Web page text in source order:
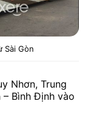
Sài Gòn
Nhơn, Trung
– Bình Định vào